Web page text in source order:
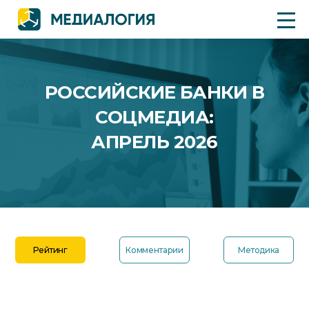
РОССИЙСКИЕ БАНКИ В
СОЦМЕДИА:
АПРЕЛЬ 2026
Рейтинг Комментарии Методика